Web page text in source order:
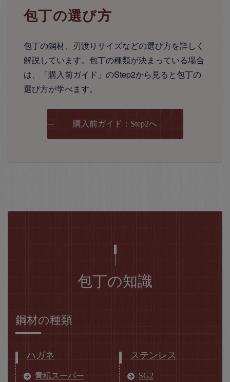
包丁の選び方
包丁の鋼材、刃渡りサイズなどの選び方を詳しく
解説しています。包丁の種類が決まっている場合
は、「購入前ガイド」のStep2から見ると包丁の
選び方が学べます。
購入前ガイド：Step2へ
包丁の知識
鋼材の種類
ハガネ
青紙スーパー
ステンレス
SG2